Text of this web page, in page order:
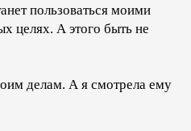
пользоваться моими
целях. А этого быть не
делам. А я смотрела ему